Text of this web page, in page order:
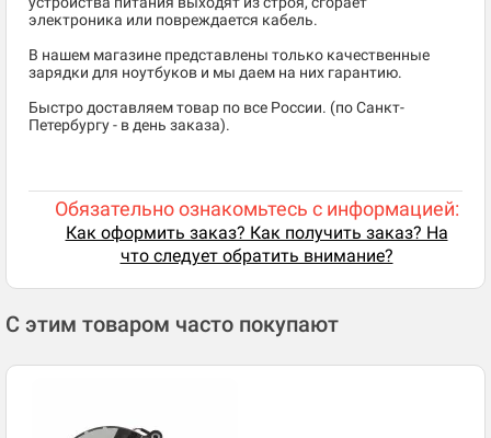
электроника или повреждается кабель.
В нашем магазине представлены только качественные
зарядки для ноутбуков и мы даем на них гарантию.
Быстро доставляем товар по все России. (по Санкт-
Петербургу - в день заказа).
Обязательно ознакомьтесь с информацией:
Как оформить заказ? Как получить заказ? На
что следует обратить внимание?
С этим товаром часто покупают